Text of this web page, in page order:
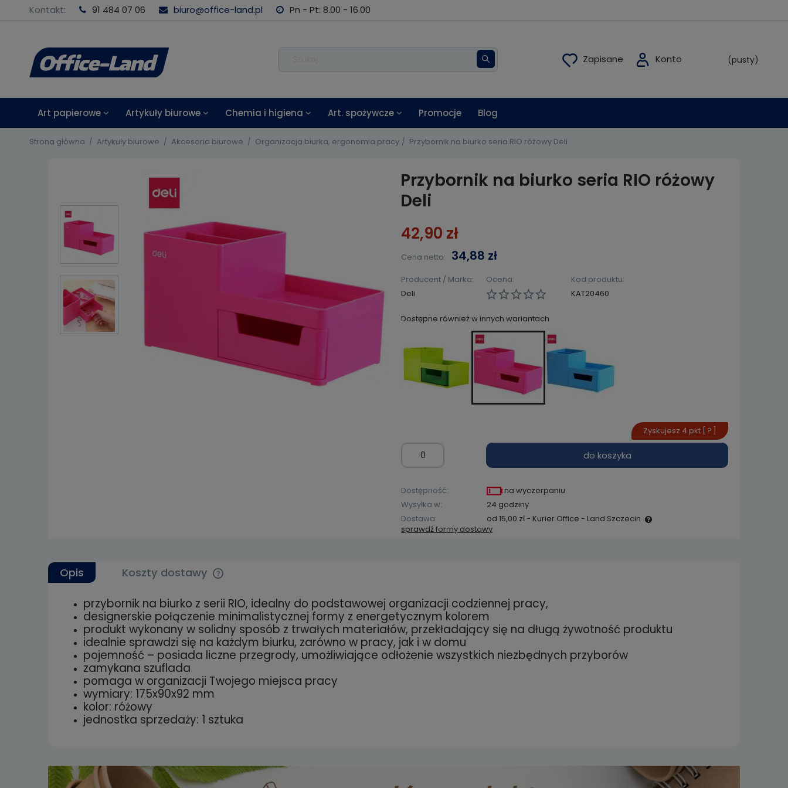
Kontakt: 91 484 07 06 biuro@office-land.pl Pn - Pt: 8.00 - 16.00
(pusty)
Art papierowe Artykuły biurowe Chemia i higiena Art. spożywcze Promocje Blog
Strona główna Artykuły biurowe Akcesoria biurowe Organizacja biurka, ergonomia pracy Przybornik na biurko seria RIO różowy Deli
Przybornik na biurko seria RIO różowy
Deli
42,90 zł
Cena netto: 34,88 zł
Ocena:
Producent / Marka:
Deli
Kod produktu:
KAT20460
Dostępne również w innych wariantach
do koszyka
Zyskujesz 4 pkt [ ?
Dostępność:
na wyczerpaniu
Wysyłka w:
24 godziny
Dostawa:
od 15,00 zł- Kurier Office - Land Szczecin
sprawdź formy dostawy
Opis Koszty dostawy
Cena nie zawiera ewentualnych
kosztów płatności
przybornik na biurko z serii RIO, idealny do podstawowej organizacji codziennej pracy,
designerskie połączenie minimalistycznej formy z energetycznym kolorem
produkt wykonany w solidny sposób z trwałych materiałów, przekładający się na długą żywotność produktu
idealnie sprawdzi się na każdym biurku, zarówno w pracy, jak i w domu
pojemność – posiada liczne przegrody, umożliwiające odłożenie wszystkich niezbędnych przyborów
zamykana szuflada
pomaga w organizacji Twojego miejsca pracy
wymiary: 175x90x92 mm
kolor: różowy
jednostka sprzedaży: 1 sztuka